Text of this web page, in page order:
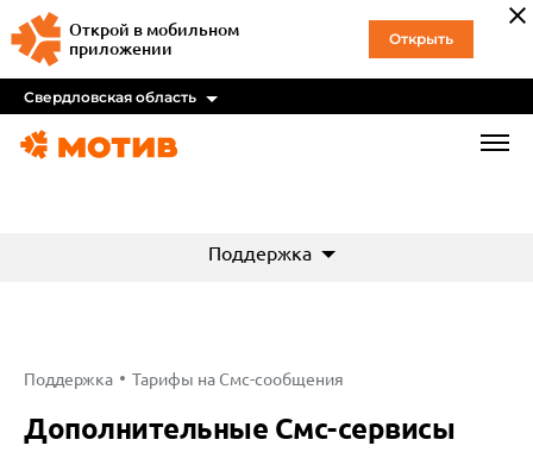
Открой в мобильном
приложении
Открыть
Свердловская область
Поддержка Тарифы на Смс-сообщения
Дополнительные Смс-сервисы
Поддержка